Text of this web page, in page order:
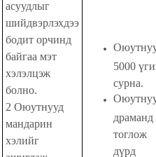
асуудлыг
шийдвэрлэхдээ
бодит орчинд
байгаа мэт
хэлэлцэж
болно.
2 Оюутнууд
мандарин
хэлийг
5000
сурна.
драманд
тоглож
дүрд